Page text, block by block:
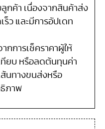
กค้า เนื่องจากสินค้าส่ง
ร็ว และมีการอัปเดท
การเช็คราคาผู้ให้
ทียบ หรือลดต้นทุนค่า
นทางขนส่งหรือ
ธิภาพ